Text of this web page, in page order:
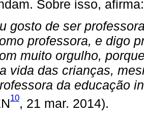
Sobre isso, afirma:
gosto de ser
professora, e digo
muito orgulho,
vida das crianças,
da educação
10, 21 mar. 2014).